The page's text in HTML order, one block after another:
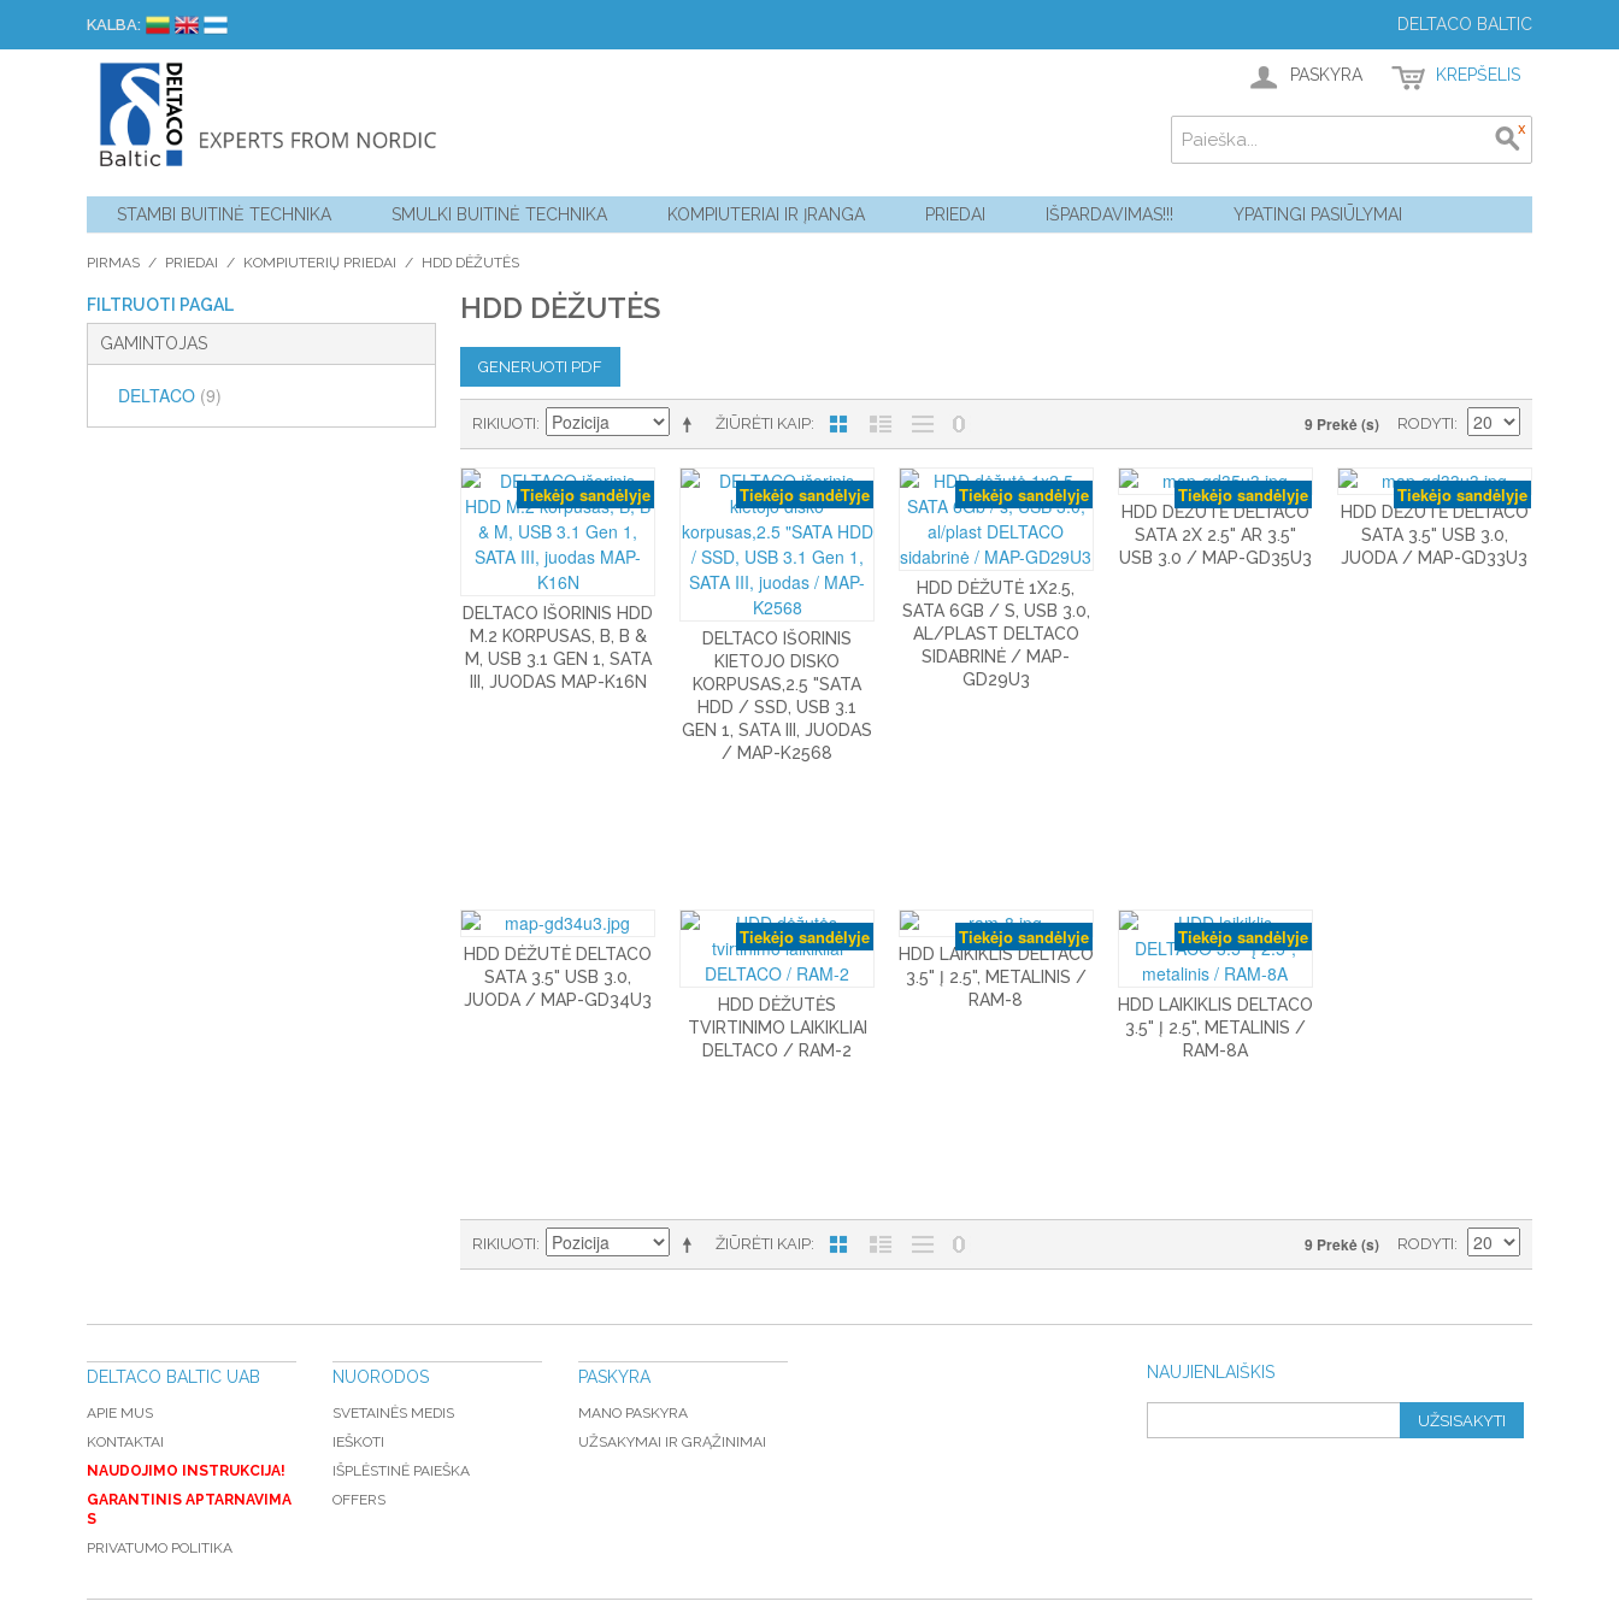
KALBA: DELTACO BALTIC
PASKYRA KREPŠELIS
STAMBI BUITINĖ TECHNIKA SMULKI BUITINĖ TECHNIKA KOMPIUTERIAI IR ĮRANGA PRIEDAI IŠPARDAVIMAS!!! YPATINGI PASIŪLYMAI
PIRMAS / PRIEDAI / KOMPIUTERIŲ PRIEDAI / HDD DĖŽUTĖS
FILTRUOTI PAGAL
GAMINTOJAS
DELTACO (9)
HDD DĖŽUTĖS
GENERUOTI PDF
ŽIŪRĖTI KAIP
RIKIUOTI 9 Prekė (s) RODYTI
Tiekėjo sandėlyje
DELTACO IŠORINIS HDD
M.2 KORPUSAS, B, B &
M, USB 3.1 GEN 1, SATA
III, JUODAS MAP-K16N
Tiekėjo sandėlyje
DELTACO IŠORINIS
KIETOJO DISKO
KORPUSAS,2.5 "SATA
HDD / SSD, USB 3.1
GEN 1, SATA III, JUODAS
/ MAP-K2568
Tiekėjo sandėlyje
HDD DĖŽUTĖ 1X2.5,
SATA 6GB / S, USB 3.0,
AL/PLAST DELTACO
SIDABRINĖ / MAP-
GD29U3
Tiekėjo sandėlyje
HDD DĖŽUTĖ DELTACO
SATA 2X 2.5" AR 3.5"
USB 3.0 / MAP-GD35U3
Tiekėjo sandėlyje
HDD DĖŽUTĖ DELTACO
SATA 3.5" USB 3.0,
JUODA / MAP-GD33U3
HDD DĖŽUTĖ DELTACO
SATA 3.5" USB 3.0,
JUODA / MAP-GD34U3
Tiekėjo sandėlyje
HDD DĖŽUTĖS
TVIRTINIMO LAIKIKLIAI
DELTACO / RAM-2
Tiekėjo sandėlyje
HDD LAIKIKLIS DELTACO
3.5" Į 2.5", METALINIS /
RAM-8
Tiekėjo sandėlyje
HDD LAIKIKLIS DELTACO
3.5" Į 2.5", METALINIS /
RAM-8A
ŽIŪRĖTI KAIP
RIKIUOTI 9 Prekė (s) RODYTI
NAUJIENLAIŠKIS
UŽSISAKYTI
DELTACO BALTIC UAB
APIE MUS
KONTAKTAI
NAUDOJIMO INSTRUKCIJA!
GARANTINIS APTARNAVIMA
S
PRIVATUMO POLITIKA
NUORODOS
SVETAINĖS MEDIS
IEŠKOTI
IŠPLĖSTINĖ PAIEŠKA
OFFERS
PASKYRA
MANO PASKYRA
UŽSAKYMAI IR GRĄŽINIMAI